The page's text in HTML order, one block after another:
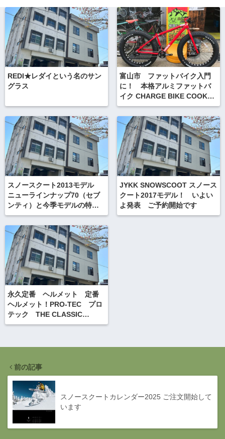
REDI★レダイという名のサン
グラス
富山市 ファットバイク入門
に！ 本格アルミファットバ
イク CHARGE BIKE COOKER
MAX1
スノースクート2013モデル
ニューラインナップ70（セブ
ンティ）と今季モデルの特徴
のご紹介
JYKK SNOWSCOOT スノース
クート2017モデル！ いよい
よ発表 ご予約開始です
永久定番 ヘルメット 定番
ヘルメット！PRO-TEC プロ
テック THE CLASSIC
SKATE クラシックスケー
前の記事
スノースクートカレンダー2025 ご注文開始して
います